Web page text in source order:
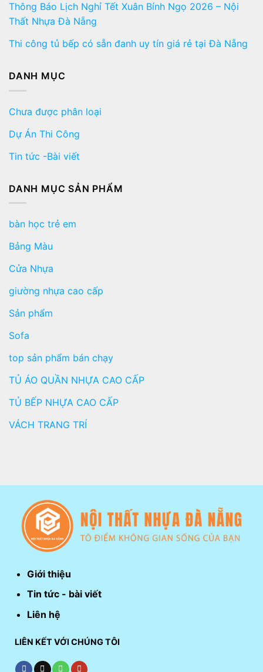
Thông Báo Lịch Nghỉ Tết Xuân Bính Ngọ 2026 – Nội
Thất Nhựa Đà Nẵng
Thi công tủ bếp có sẵn đanh uy tín giá rẻ tại Đà Nẵng
DANH MỤC
Chưa được phân loại
Dự Án Thi Công
Tin tức -Bài viết
DANH MỤC SẢN PHẨM
bàn học trẻ em
Bảng Màu
Cửa Nhựa
giường nhựa cao cấp
Sản phẩm
Sofa
top sản phẩm bán chạy
TỦ ÁO QUẦN NHỰA CAO CẤP
TỦ BẾP NHỰA CAO CẤP
VÁCH TRANG TRÍ
Giới thiệu
Tin tức - bài viết
Liên hệ
LIÊN KẾT VỚI CHÚNG TÔI